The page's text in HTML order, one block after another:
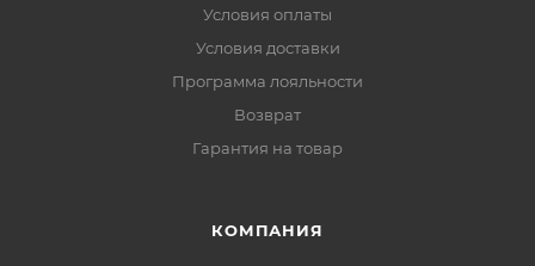
Условия оплаты
Условия доставки
Программа лояльности
Возврат
Гарантия на товар
КОМПАНИЯ